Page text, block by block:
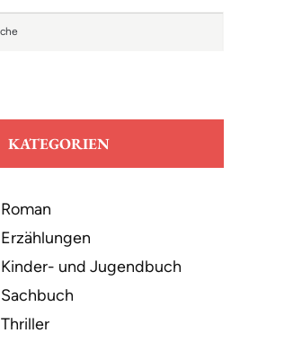
KATEGORIEN
Roman
Erzählungen
Kinder- und Jugendbuch
Sachbuch
Thriller